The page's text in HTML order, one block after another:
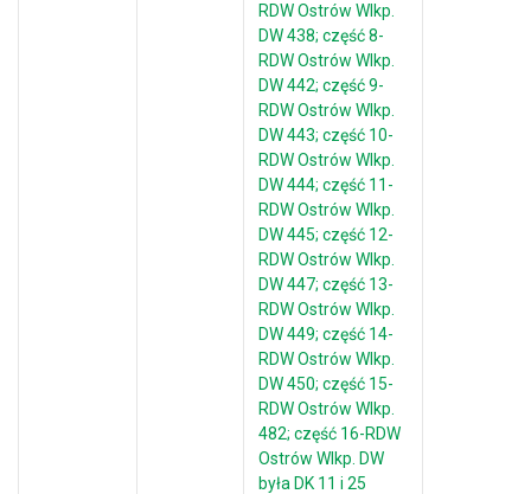
RDW Ostrów Wlkp.
DW 438; część 8-
RDW Ostrów Wlkp.
DW 442; część 9-
RDW Ostrów Wlkp.
DW 443; część 10-
RDW Ostrów Wlkp.
DW 444; część 11-
RDW Ostrów Wlkp.
DW 445; część 12-
RDW Ostrów Wlkp.
DW 447; część 13-
RDW Ostrów Wlkp.
DW 449; część 14-
RDW Ostrów Wlkp.
DW 450; część 15-
RDW Ostrów Wlkp.
482; część 16-RDW
Ostrów Wlkp. DW
była DK 11 i 25